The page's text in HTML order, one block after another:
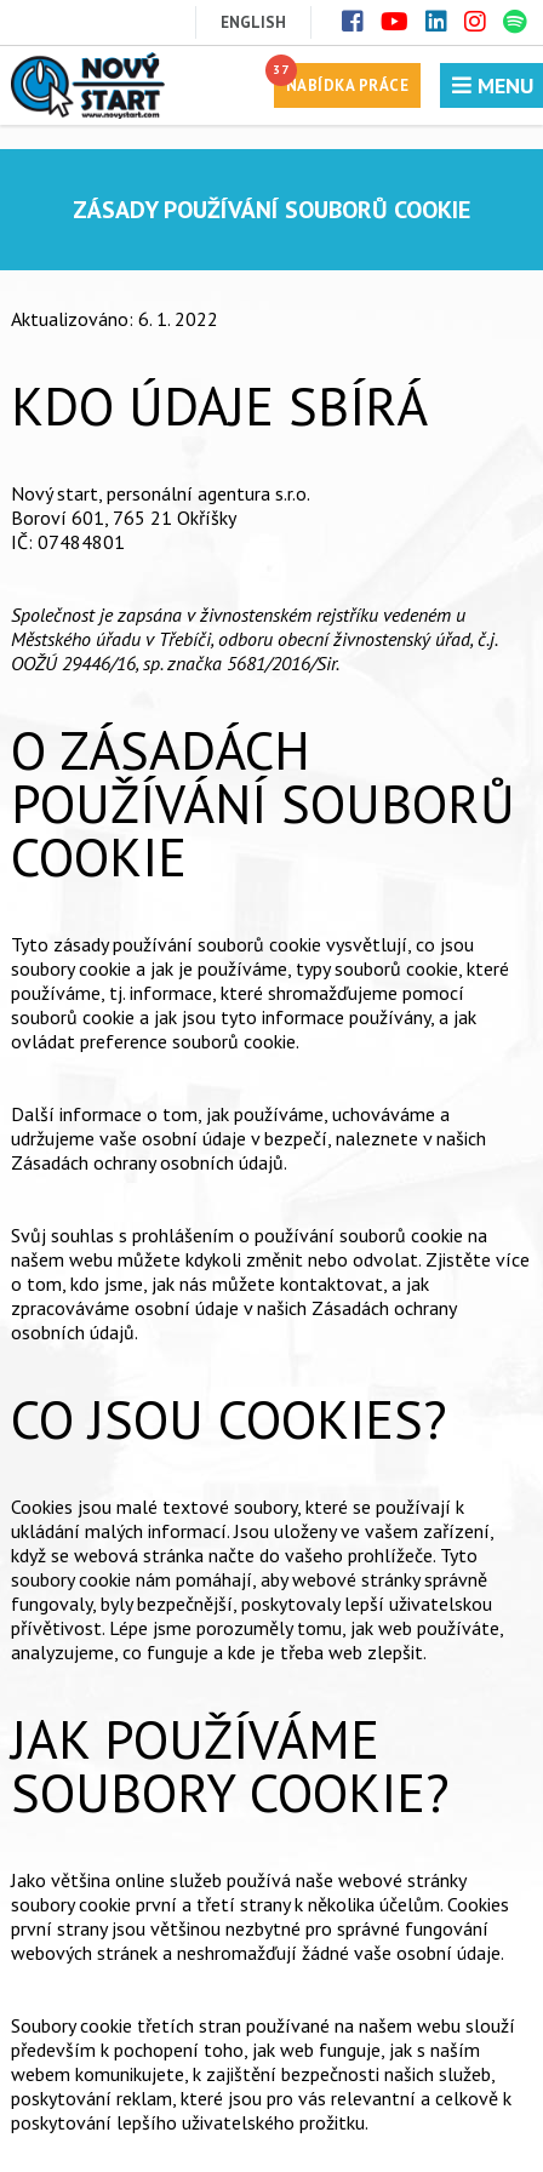
MENU
ENGLISH
NABÍDKA PRÁCE
37
ZÁSADY POUŽÍVÁNÍ SOUBORŮ COOKIE
Aktualizováno: 6. 1. 2022
KDO ÚDAJE SBÍRÁ
Nový start, personální agentura s.r.o.
Boroví 601, 765 21 Okříšky
IČ: 07484801
Společnost je zapsána v živnostenském rejstříku vedeném u
Městského úřadu v Třebíči, odboru obecní živnostenský úřad, č.j.
OOŽÚ 29446/16, sp. značka 5681/2016/Sir.
O ZÁSADÁCH
POUŽÍVÁNÍ SOUBORŮ
COOKIE
Tyto zásady používání souborů cookie vysvětlují, co jsou
soubory cookie a jak je používáme, typy souborů cookie, které
používáme, tj. informace, které shromažďujeme pomocí
souborů cookie a jak jsou tyto informace používány, a jak
ovládat preference souborů cookie.
Další informace o tom, jak používáme, uchováváme a
udržujeme vaše osobní údaje v bezpečí, naleznete v našich
Zásadách ochrany osobních údajů.
Svůj souhlas s prohlášením o používání souborů cookie na
našem webu můžete kdykoli změnit nebo odvolat. Zjistěte více
o tom, kdo jsme, jak nás můžete kontaktovat, a jak
zpracováváme osobní údaje v našich Zásadách ochrany
osobních údajů.
CO JSOU COOKIES?
Cookies jsou malé textové soubory, které se používají k
ukládání malých informací. Jsou uloženy ve vašem zařízení,
když se webová stránka načte do vašeho prohlížeče. Tyto
soubory cookie nám pomáhají, aby webové stránky správně
fungovaly, byly bezpečnější, poskytovaly lepší uživatelskou
přívětivost. Lépe jsme porozuměly tomu, jak web používáte,
analyzujeme, co funguje a kde je třeba web zlepšit.
JAK POUŽÍVÁME
SOUBORY COOKIE?
Jako většina online služeb používá naše webové stránky
soubory cookie první a třetí strany k několika účelům. Cookies
první strany jsou většinou nezbytné pro správné fungování
webových stránek a neshromažďují žádné vaše osobní údaje.
Soubory cookie třetích stran používané na našem webu slouží
především k pochopení toho, jak web funguje, jak s naším
webem komunikujete, k zajištění bezpečnosti našich služeb,
poskytování reklam, které jsou pro vás relevantní a celkově k
poskytování lepšího uživatelského prožitku.